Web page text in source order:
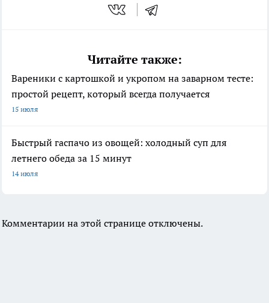
Читайте также:
Вареники с картошкой и укропом на заварном тесте:
простой рецепт, который всегда получается
15 июля
Быстрый гаспачо из овощей: холодный суп для
летнего обеда за 15 минут
14 июля
Комментарии на этой странице отключены.